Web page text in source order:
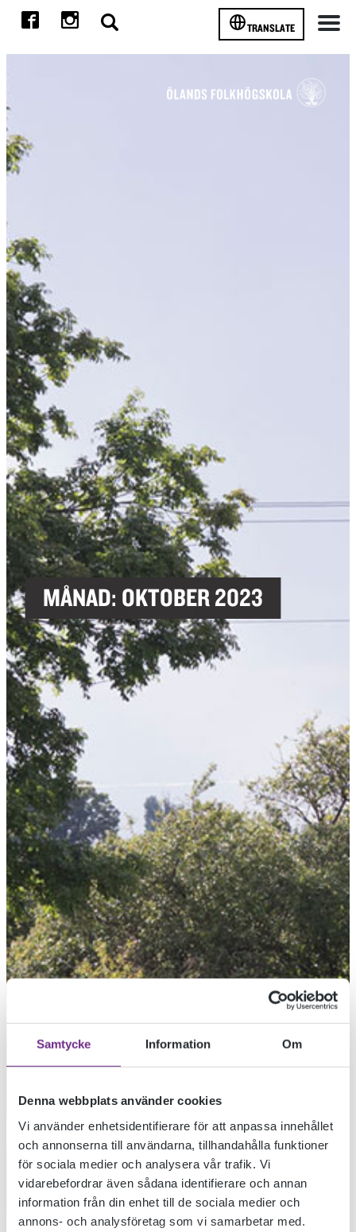
Samtycke Information Om
Denna webbplats använder cookies
Vi använder enhetsidentifierare för att anpassa innehållet
och annonserna till användarna, tillhandahålla funktioner
för sociala medier och analysera vår trafik. Vi
vidarebefordrar även sådana identifierare och annan
information från din enhet till de sociala medier och
annons- och analysföretag som vi samarbetar med.
TRANSLATE
MÅNAD: OKTOBER 2023